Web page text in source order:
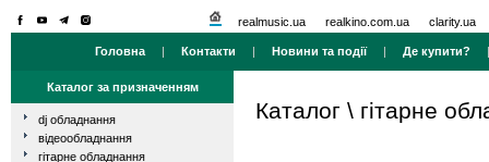
realmusic.ua realkino.com.ua clarity.ua
Головна | Контакти | Новини та події| Де купити?
Каталог за призначенням
dj обладнання
відеообладнання
гітарне обладнання
Каталог \ гітарне